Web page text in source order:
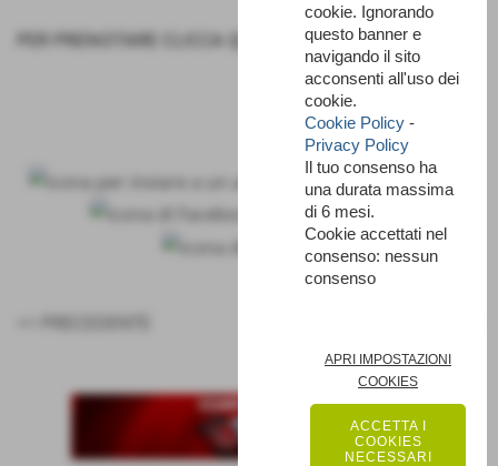
PER PRENOTARE CLICCA QUI
cookie. Ignorando
questo banner e
navigando il sito
acconsenti all'uso dei
cookie.
Cookie Policy -
Privacy Policy
Il tuo consenso ha
una durata massima
di 6 mesi.
Cookie accettati nel
consenso: nessun
consenso
APRI IMPOSTAZIONI
COOKIES
ACCETTA I
COOKIES
NECESSARI